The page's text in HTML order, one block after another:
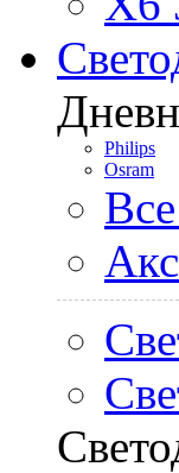
Philips
Osram